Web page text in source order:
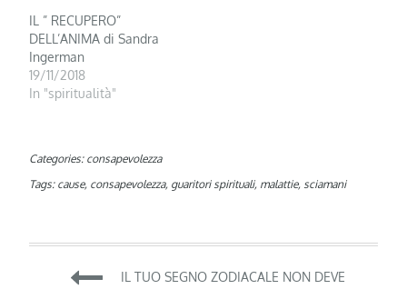
IL ” RECUPERO”
DELL’ANIMA di Sandra
Ingerman
19/11/2018
In "spiritualità"
Categories: consapevolezza
Tags: cause, consapevolezza, guaritori spirituali, malattie, sciamani
Navigazione
IL TUO SEGNO ZODIACALE NON DEVE